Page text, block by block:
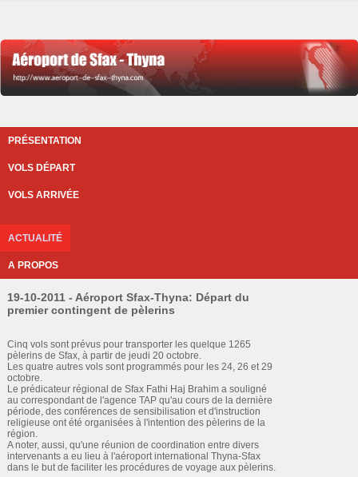
PRÉSENTATION
VOLS DÉPART
VOLS ARRIVÉE
ACTUALITÉ
A PROPOS
19-10-2011 - Aéroport Sfax-Thyna: Départ du
premier contingent de pèlerins
Cinq vols sont prévus pour transporter les quelque 1265
pèlerins de Sfax, à partir de jeudi 20 octobre.
Les quatre autres vols sont programmés pour les 24, 26 et 29
octobre.
Le prédicateur régional de Sfax Fathi Haj Brahim a souligné
au correspondant de l'agence TAP qu'au cours de la dernière
période, des conférences de sensibilisation et d'instruction
religieuse ont été organisées à l'intention des pèlerins de la
région.
A noter, aussi, qu'une réunion de coordination entre divers
intervenants a eu lieu à l'aéroport international Thyna-Sfax
dans le but de faciliter les procédures de voyage aux pèlerins.